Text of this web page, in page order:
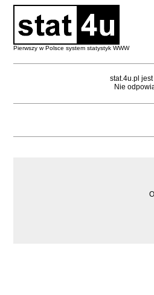
Pierwszy w Polsce system statystyk WWW
stat.4u.pl
Nie